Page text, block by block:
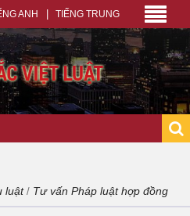
ANH TIẾNG TRUNG
luật/ Tư vấn Pháp luật hợp đồng